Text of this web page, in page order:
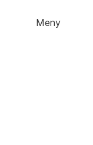
Meny